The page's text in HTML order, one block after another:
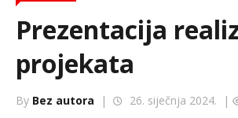
Prezentacija
projekata
By Bez autora | 26. siječnja 2024. |